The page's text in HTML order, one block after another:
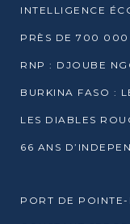
PORT DE POINTE-NOIRE : LE